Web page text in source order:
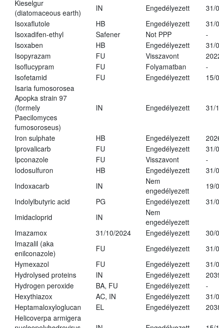
Kieselgur
(diatomaceous earth)
IN Engedélyezett
31/
Isoxaflutole
HB Engedélyezett
31/
Isoxadifen-ethyl
Safener Not PPP
-
Isoxaben
HB Engedélyezett
31/
Isopyrazam
FU Visszavont
Isoflucypram
FU Folyamatban
-
Isofetamid
FU Engedélyezett
15/
Isaria fumosorosea
Apopka strain 97
(formely
Paecilomyces
fumosoroseus)
IN Engedélyezett 31/
Iron sulphate HB Engedélyezett
Iprovalicarb
FU Engedélyezett
31/
Ipconazole
FU Visszavont
-
Iodosulfuron
HB Engedélyezett
31/
Indoxacarb
IN
Nem
engedélyezett
19/
Indolylbutyric acid
PG Engedélyezett
31/
Imidacloprid
IN
Nem
engedélyezett
Imazamox
31/10/2024 Engedélyezett
30/
Imazalil (aka
enilconazole)
FU Engedélyezett
31/
Hymexazol
FU Engedélyezett
31/
Hydrolysed proteins
IN Engedélyezett
Hydrogen peroxide
BA, FU Engedélyezett
-
Hexythiazox
AC, IN Engedélyezett
31/
Heptamaloxyloglucan
EL Engedélyezett
Helicoverpa armigera